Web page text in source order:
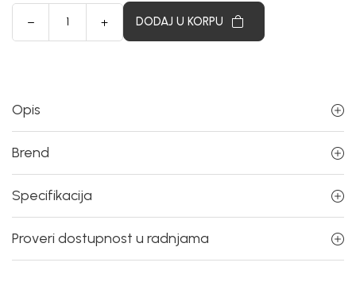
DODAJ U KORPU
Opis
Brend
Specifikacija
Proveri dostupnost u radnjama